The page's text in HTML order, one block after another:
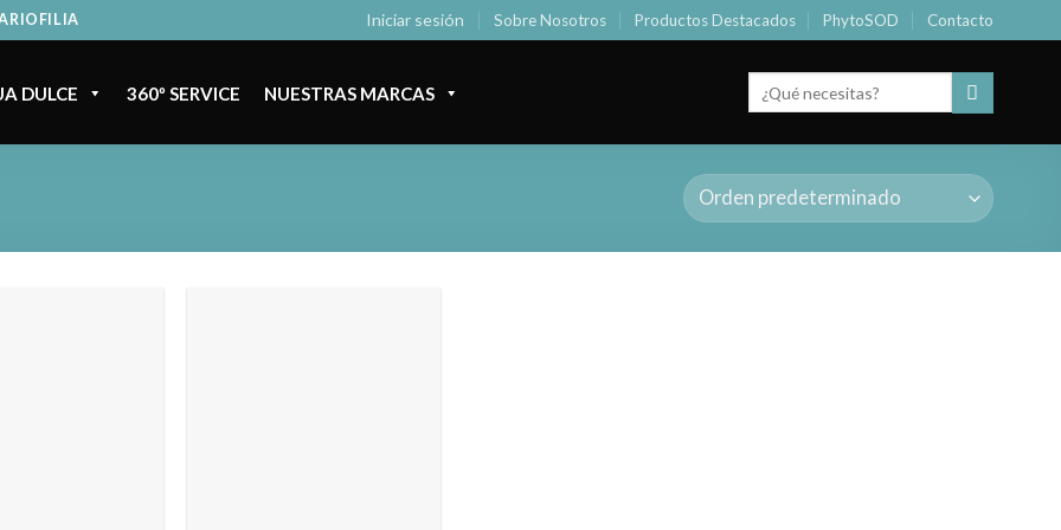
Iniciar sesión Sobre Nosotros Productos Destacados PhytoSOD Contacto
DULCE 360º SERVICE NUESTRAS MARCAS
por: